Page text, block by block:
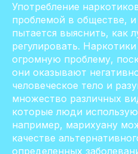
Употребление
проблемой в обществе, и
пытается выяснить, как
регулировать.
огромную проблему,
они оказывают
человеческое тело и
множество различных
которые люди
например, марихуану
качестве
определенных